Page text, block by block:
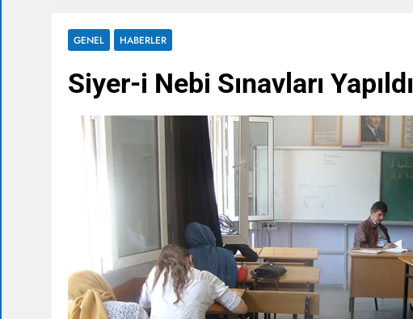
GENEL HABERLER
Siyer-i Nebi Sınavları Yapıldı